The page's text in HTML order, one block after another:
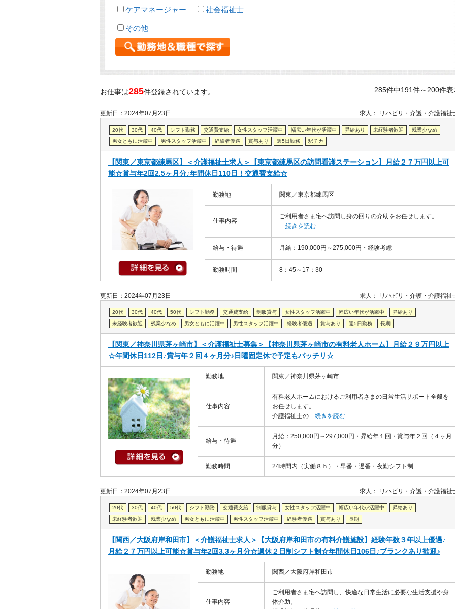
ケアマネージャー 社会福祉士
その他
お仕事は285件登録されています。 285件中191件～200件表
更新日：2024年07月23日 求人： リハビリ・介護 介護福祉
20代 30代 40代 シフト勤務 交通費支給 女性スタッフ活躍中 幅広い年代が活躍中 昇給あり 未経験者歓迎
残業少なめ
男女ともに活躍中
男性スタッフ活躍中 経験者優遇 賞与あり 週5日勤務 駅チカ
【関東／東京都練馬区】＜介護福祉士求人＞【東京都練馬区の訪問看護ステーション】月給２７万円以上可
能☆賞与年2回2.5ヶ月分♪年間休日110日！交通費支給☆
勤務地 関東／東京都練馬区
仕事内容
ご利用者さま宅へ訪問し身の回りの介助をお任せします。
…続きを読む
給与・待遇 月給：190,000円～275,000円・経験考慮
勤務時間 8：45～17：30
更新日：2024年07月23日 求人： リハビリ・介護 介護福祉
20代 30代 40代 50代 シフト勤務 交通費支給 制服貸与 女性スタッフ活躍中 幅広い年代が活躍中
昇給あり
未経験者歓迎
残業少なめ 男女ともに活躍中 男性スタッフ活躍中 経験者優遇 賞与あり 週5日勤務 長期
【関東／神奈川県茅ヶ崎市】＜介護福祉士募集＞【神奈川県茅ヶ崎市の有料老人ホーム】月給２９万円以上
☆年間休日112日♪賞与年２回４ヶ月分♪日曜固定休で予定もバッチリ☆
勤務地 関東／神奈川県茅ヶ崎市
仕事内容
有料老人ホームにおけるご利用者さまの日常生活サポート全般を
お任せします。
介護福祉士の…続きを読む
給与・待遇
月給：250,000円～297,000円・昇給年１回・賞与年２回（４ヶ月
分）
勤務時間 24時間内（実働８ｈ）・早番・遅番・夜勤シフト制
更新日：2024年07月23日 求人： リハビリ・介護 介護福祉
20代 30代 40代 50代 シフト勤務 交通費支給 制服貸与 女性スタッフ活躍中 幅広い年代が活躍中
昇給あり
未経験者歓迎
残業少なめ 男女ともに活躍中 男性スタッフ活躍中 経験者優遇 賞与あり 長期
【関西／大阪府岸和田市】＜介護福祉士求人＞【大阪府岸和田市の有料介護施設】経験年数３年以上優遇♪
月給２７万円以上可能☆賞与年2回3.3ヶ月分☆週休２日制シフト制☆年間休日106日♪ブランクあり歓迎♪
勤務地 関西／大阪府岸和田市
仕事内容
ご利用者さま宅へ訪問し、快適な日常生活に必要な生活支援や身
体介助。